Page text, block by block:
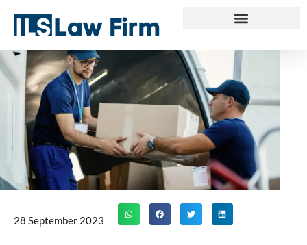
content
28 September 2023